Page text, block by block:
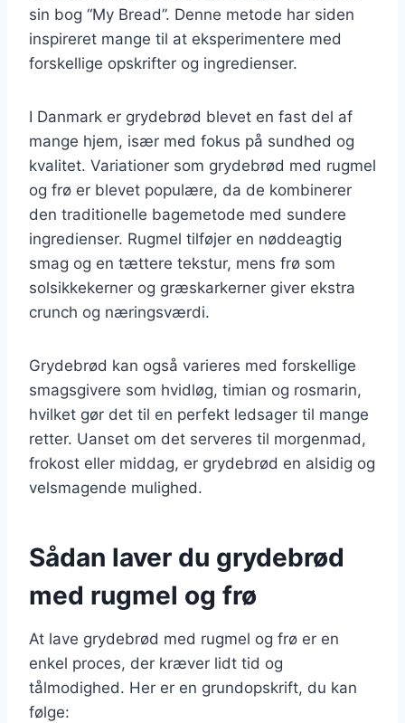
sin bog “My Bread”. Denne metode har siden
inspireret mange til at eksperimentere med
forskellige opskrifter og ingredienser.
I Danmark er grydebrød blevet en fast del af
mange hjem, især med fokus på sundhed og
kvalitet. Variationer som grydebrød med rugmel
og frø er blevet populære, da de kombinerer
den traditionelle bagemetode med sundere
ingredienser. Rugmel tilføjer en nøddeagtig
smag og en tættere tekstur, mens frø som
solsikkekerner og græskarkerner giver ekstra
crunch og næringsværdi.
Grydebrød kan også varieres med forskellige
smagsgivere som hvidløg, timian og rosmarin,
hvilket gør det til en perfekt ledsager til mange
retter. Uanset om det serveres til morgenmad,
frokost eller middag, er grydebrød en alsidig og
velsmagende mulighed.
Sådan laver du grydebrød
med rugmel og frø
At lave grydebrød med rugmel og frø er en
enkel proces, der kræver lidt tid og
tålmodighed. Her er en grundopskrift, du kan
følge: